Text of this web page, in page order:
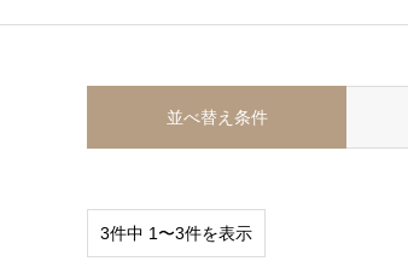
並べ替え条件
3件中 1〜3件を表示